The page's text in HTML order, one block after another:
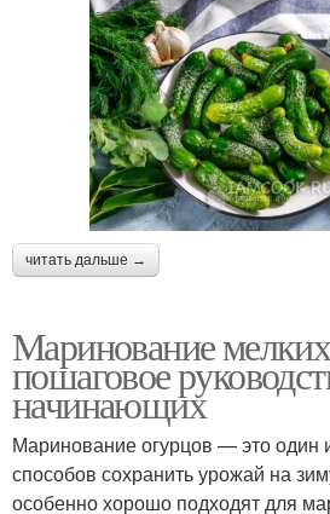
читать дальше →
Маринование
пошаговое
начинающих
Маринование огурцов — это один
способов сохранить урожай на
особенно хорошо подходят для